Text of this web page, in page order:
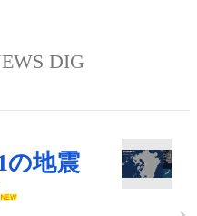
DIG
の地震